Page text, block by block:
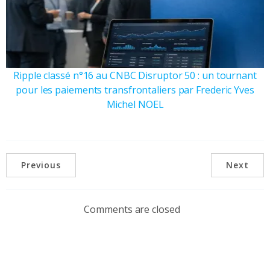
Ripple classé n°16 au CNBC Disruptor 50 : un tournant
pour les paiements transfrontaliers par Frederic Yves
Michel NOEL
Previous Next
Comments are closed